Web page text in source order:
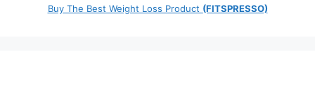
Buy The Best Weight Loss Product (FITSPRESSO)